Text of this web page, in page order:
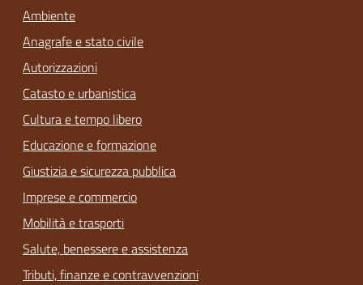
Ambiente
Anagrafe e stato civile
Autorizzazioni
Catasto e urbanistica
Cultura e tempo libero
Educazione e formazione
Giustizia e sicurezza pubblica
Imprese e commercio
Mobilità e trasporti
Salute, benessere e assistenza
Tributi, finanze e contravvenzioni